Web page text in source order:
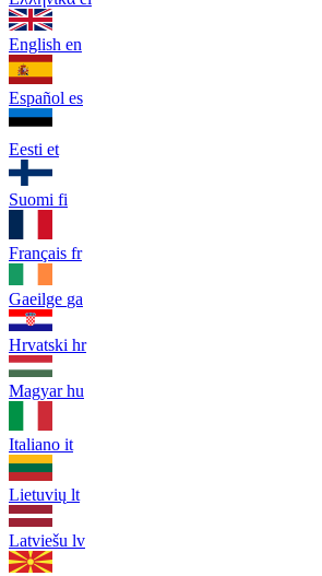
English en
Español es
Eesti et
Suomi fi
Français fr
Gaeilge ga
Hrvatski hr
Magyar hu
Italiano it
Lietuvių lt
Latviešu lv